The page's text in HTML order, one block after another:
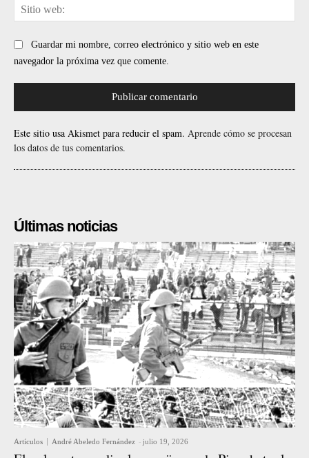
Guardar mi nombre, correo electrónico y sitio web en este
navegador la próxima vez que comente.
Este sitio usa Akismet para reducir el spam. Aprende cómo se procesan
los datos de tus comentarios.
Últimas noticias
Artículos André Abeledo Fernández - julio 19, 2026